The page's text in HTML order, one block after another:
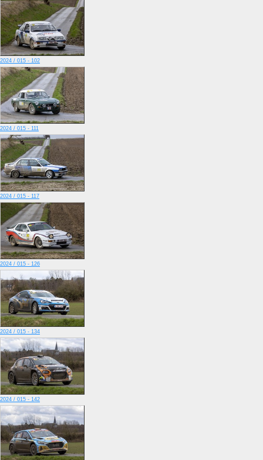
2024 / 015 - 102
2024 / 015 - 111
2024 / 015 - 117
2024 / 015 - 126
2024 / 015 - 134
2024 / 015 - 142